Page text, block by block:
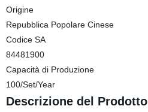
Origine
Repubblica Popolare Cinese
Codice SA
84481900
Capacità di Produzione
100/Set/Year
Descrizione del Prodotto